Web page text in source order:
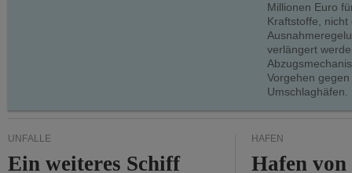
Millionen Euro
Kraftstoffe, nicht
verlängert
Vorgehen
Umschlaghäfen.
UNFÄLLE
Ein weiteres Schiff
HÄFEN
Hafen